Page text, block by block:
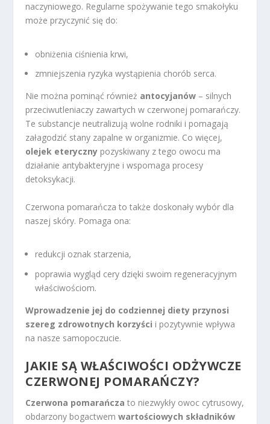
naczyniowego. Regularne spożywanie tego smakołyku
może przyczynić się do:
obniżenia ciśnienia krwi,
zmniejszenia ryzyka wystąpienia chorób serca.
Nie można pominąć również antocyjanów – silnych
przeciwutleniaczy zawartych w czerwonej pomarańczy.
Te substancje neutralizują wolne rodniki i pomagają
załagodzić stany zapalne w organizmie. Co więcej,
olejek eteryczny pozyskiwany z tego owocu ma
działanie antybakteryjne i wspomaga procesy
detoksykacji.
Czerwona pomarańcza to także doskonały wybór dla
naszej skóry. Pomaga ona:
redukcji oznak starzenia,
poprawia wygląd cery dzięki swoim regeneracyjnym
właściwościom.
Wprowadzenie jej do codziennej diety przynosi
szereg zdrowotnych korzyści i pozytywnie wpływa
na nasze samopoczucie.
JAKIE SĄ WŁAŚCIWOŚCI ODŻYWCZE
CZERWONEJ POMARAŃCZY?
Czerwona pomarańcza to niezwykły owoc cytrusowy,
obdarzony bogactwemwartościowych składników